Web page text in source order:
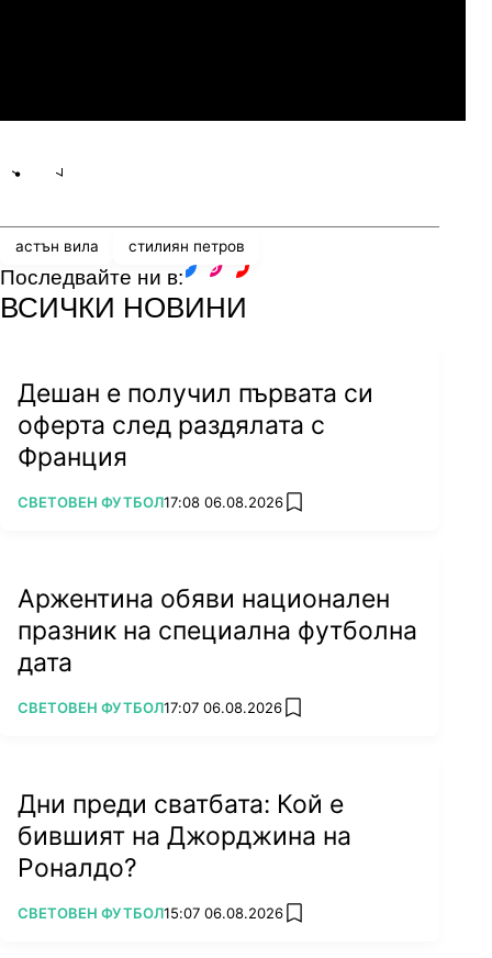
астън вила стилиян петров
Последвайте ни в:
ВСИЧКИ НОВИНИ
Дешан е получил първата си
оферта след раздялата с
Франция
ПОВЕЧЕ ОТ
СВЕТОВЕН ФУТБОЛ17:08 06.08.2026 add favorites
Аржентина обяви национален
празник на специална футболна
дата
ПОВЕЧЕ ОТ
СВЕТОВЕН ФУТБОЛ17:07 06.08.2026 add favorites
Дни преди сватбата: Кой е
бившият на Джорджина на
Роналдо?
ПОВЕЧЕ ОТ
СВЕТОВЕН ФУТБОЛ15:07 06.08.2026 add favorites